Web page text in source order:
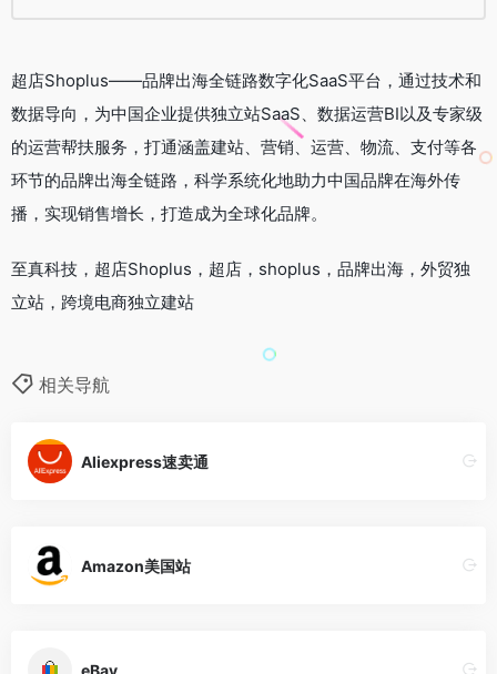
超店Shoplus——品牌出海全链路数字化SaaS平台，通过技术和
数据导向，为中国企业提供独立站SaaS、数据运营BI以及专家级
的运营帮扶服务，打通涵盖建站、营销、运营、物流、支付等各
环节的品牌出海全链路，科学系统化地助力中国品牌在海外传
播，实现销售增长，打造成为全球化品牌。
至真科技，超店Shoplus，超店，shoplus，品牌出海，外贸独
立站，跨境电商独立建站
相关导航
Aliexpress速卖通
Amazon美国站
eBay